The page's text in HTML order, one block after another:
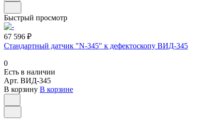
Быстрый просмотр
67 596 ₽
Стандартный датчик "N-345" к дефектоскопу ВИД-345
0
Есть в наличии
Арт. ВИД-345
В корзину В корзине